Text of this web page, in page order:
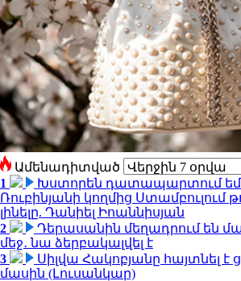
Ամենադիտված
1
Խստորեն դատապարտում եմ
Ռուբինյանի կողմից Ստամբուլում
լինելը. Դանիել Իոաննիսյան
2
Դերասանին մեղադրում են
մեջ․ նա ձերբակալվել է
3
Սիլվա Հակոբյանը հայտնել է
մասին (Լուսանկար)